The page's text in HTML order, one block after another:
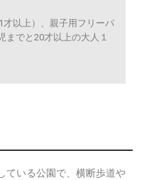
以上）、親子用フリーパ
までと20才以上の大人１
ている公園で、横断歩道や